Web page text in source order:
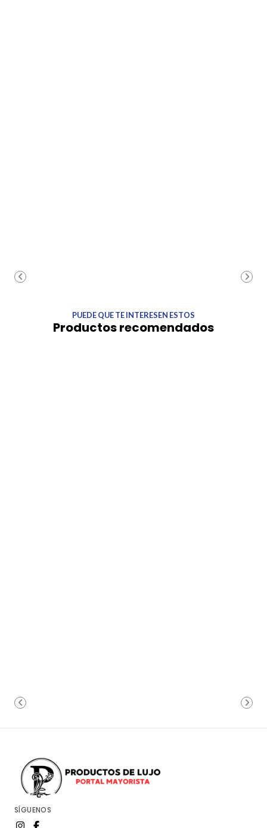
PUEDE QUE TE INTERESEN ESTOS
Productos recomendados
SÍGUENOS